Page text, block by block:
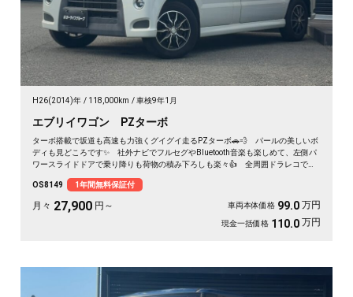
H26(2014)年 118,000km 車検9年1月
エブリイワゴン PZターボ
ターボ搭載で坂道も高速も力強くグイグイ走るPZターボ🚗💨 パールの美しいボ
ディも見どころです✨ 社外ナビでフルセグやBluetooth音楽も楽しめて、左側パ
ワースライドドアで乗り降りも荷物の積み下ろしも楽々👍 全周囲ドラレコで万
27900〜で手が届く一台です🎵 買った後もずっと寄り添う《1年保証付》😊
OS8149 1年間無料保証付
月々 27,900 円～ 車両本体価格 99.0 万円
現金一括価格 110.0 万円